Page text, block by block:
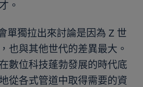
。
單獨拉出來討論是因為 Z 世
也與其他世代的差異最大。
數位科技蓬勃發展的時代底
從各式管道中取得需要的資